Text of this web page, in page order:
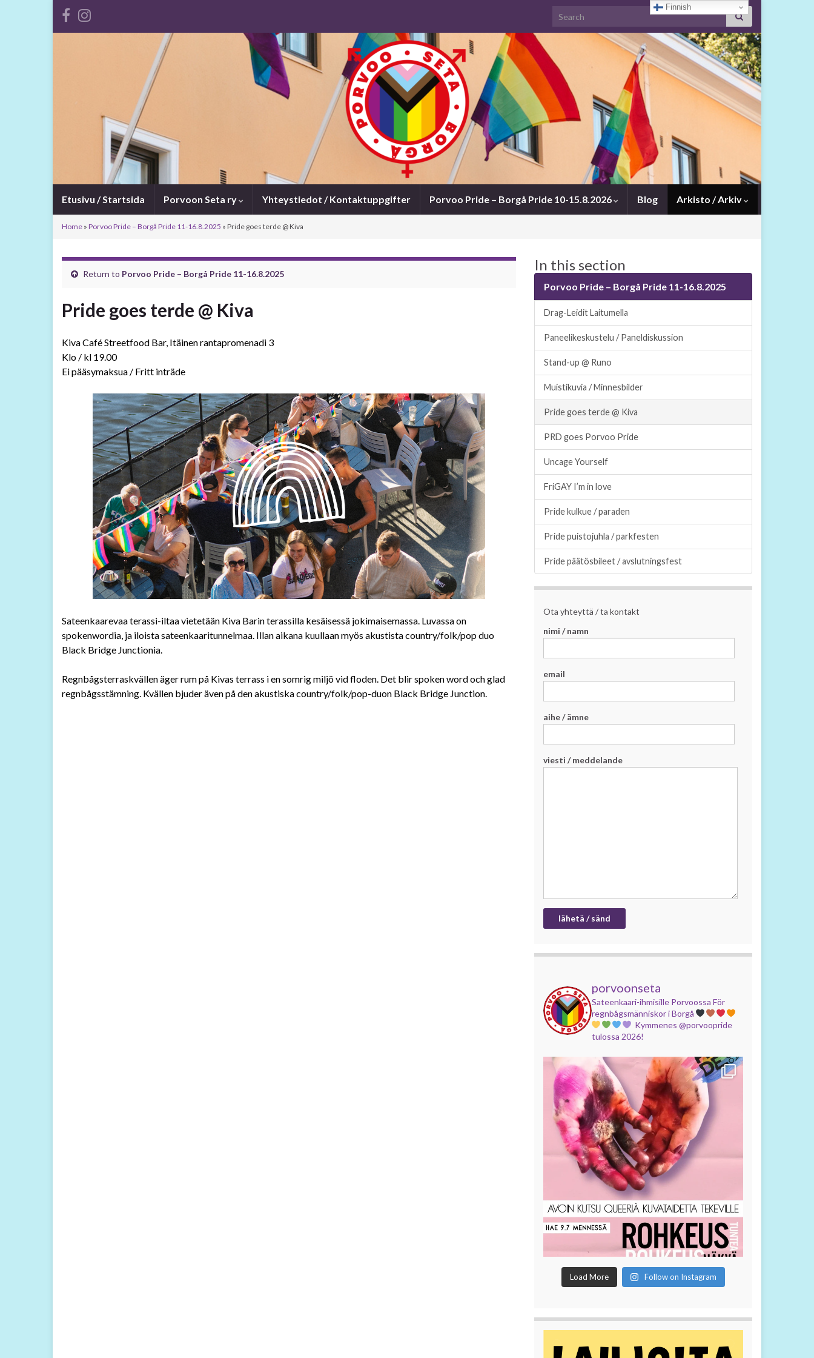
Search for:
Etusivu / Startsida Porvoon Seta ry Yhteystiedot / Kontaktuppgifter Porvoo Pride – Borgå Pride 10-15.8.2026 Blog Arkisto / Arkiv
Home » Porvoo Pride – Borgå Pride 11-16.8.2025 » Pride goes terde @ Kiva
Return to Porvoo Pride – Borgå Pride 11-16.8.2025
Pride goes terde @ Kiva
Kiva Café Streetfood Bar, Itäinen rantapromenadi 3
Klo / kl 19.00
Ei pääsymaksua / Fritt inträde
Sateenkaarevaa terassi-iltaa vietetään Kiva Barin terassilla kesäisessä jokimaisemassa. Luvassa on
spokenwordia, ja iloista sateenkaaritunnelmaa. Illan aikana kuullaan myös akustista country/folk/pop duo
Black Bridge Junctionia.
Regnbågsterraskvällen äger rum på Kivas terrass i en somrig miljö vid floden. Det blir spoken word och glad
regnbågsstämning. Kvällen bjuder även på den akustiska country/folk/pop-duon Black Bridge Junction.
In this section
Porvoo Pride – Borgå Pride 11-16.8.2025
Drag-Leidit Laitumella
Paneelikeskustelu / Paneldiskussion
Stand-up @ Runo
Muistikuvia / Minnesbilder
Pride goes terde @ Kiva
PRD goes Porvoo Pride
Uncage Yourself
FriGAY I’m in love
Pride kulkue / paraden
Pride puistojuhla / parkfesten
Pride päätösbileet / avslutningsfest
Ota yhteyttä / ta kontakt
nimi / namn
email
aihe / ämne
viesti / meddelande
porvoonseta
Sateenkaari-ihmisille Porvoossa För
regnbågsmänniskor i Borgå
Kymmenes @porvoopride
tulossa 2026!
Load More Follow on Instagram
Finnish